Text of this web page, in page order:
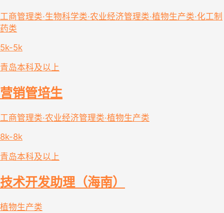
工商管理类·生物科学类·农业经济管理类·植物生产类·化工制
药类
5k-5k
青岛本科及以上
营销管培生
工商管理类·农业经济管理类·植物生产类
8k-8k
青岛本科及以上
技术开发助理（海南）
植物生产类